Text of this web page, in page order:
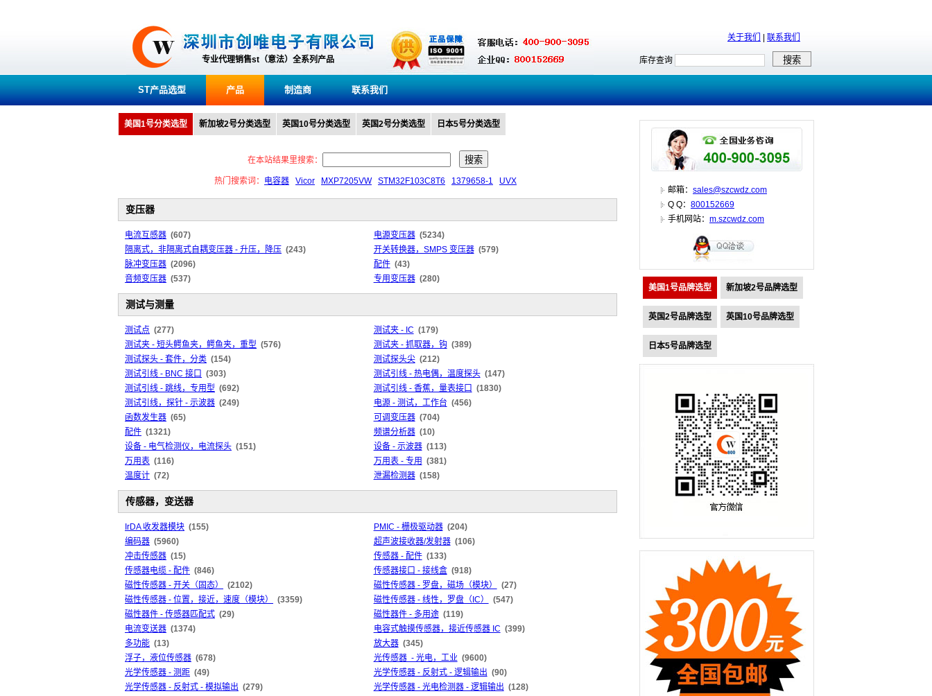
专业代理销售st（意法）全系列产品
关于我们 联系我们
库存查询
ST产品选型 产品 制造商 联系我们
美国1号分类选型 新加坡2号分类选型 英国10号分类选型 英国2号分类选型 日本5号分类选型
在本站结果里搜索：
热门搜索词： 电容器 Vicor MXP7205VW STM32F103C8T6 1379658-1 UVX
变压器
电流互感器 (607) 电源变压器 (5234)
隔离式，非隔离式自耦变压器 - 升压，降压 (243) 开关转换器，SMPS 变压器 (579)
脉冲变压器 (2096) 配件 (43)
音频变压器 (537) 专用变压器 (280)
测试与测量
测试点 (277) 测试夹 - IC (179)
测试夹 - 短头鳄鱼夹，鳄鱼夹，重型 (576) 测试夹 - 抓取器，钩 (389)
测试探头 - 套件，分类 (154) 测试探头尖 (212)
测试引线 - BNC 接口 (303) 测试引线 - 热电偶，温度探头 (147)
测试引线 - 跳线，专用型 (692) 测试引线 - 香蕉，量表接口 (1830)
测试引线，探针 - 示波器 (249) 电源 - 测试，工作台 (456)
函数发生器 (65) 可调变压器 (704)
配件 (1321) 频谱分析器 (10)
设备 - 电气检测仪，电流探头 (151) 设备 - 示波器 (113)
万用表 (116) 万用表 - 专用 (381)
温度计 (72) 泄漏检测器 (158)
传感器，变送器
IrDA 收发器模块 (155) PMIC - 栅极驱动器 (204)
编码器 (5960) 超声波接收器/发射器 (106)
冲击传感器 (15) 传感器 - 配件 (133)
传感器电缆 - 配件 (846) 传感器接口 - 接线盒 (918)
磁性传感器 - 开关（固态）
(2102) 磁性传感器 - 罗盘，磁场（模块）
(27)
磁性传感器 - 位置，接近，速度（模块）
(3359) 磁性传感器 - 线性，罗盘（IC）
(547)
磁性器件 - 传感器匹配式 (29) 磁性器件 - 多用途 (119)
电流变送器 (1374) 电容式触摸传感器，接近传感器 IC (399)
多功能 (13) 放大器 (345)
浮子，液位传感器 (678) 光传感器 - 光电，工业 (9600)
光学传感器 - 测距 (49) 光学传感器 - 反射式 - 逻辑输出 (90)
光学传感器 - 反射式 - 模拟输出 (279) 光学传感器 - 光电检测器 - 逻辑输出 (128)
邮箱： sales@szcwdz.com
Q Q： 800152669
手机网站： m.szcwdz.com
美国1号品牌选型 新加坡2号品牌选型
英国2号品牌选型 英国10号品牌选型
日本5号品牌选型